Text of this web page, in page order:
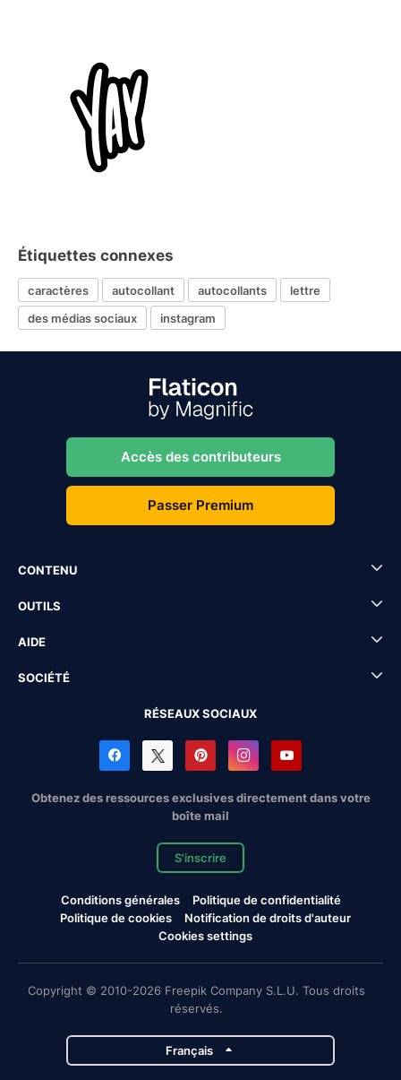
Étiquettes connexes
caractères autocollant autocollants
lettre
des médias sociaux
instagram
Accès des contributeurs
Passer Premium
CONTENU
OUTILS
AIDE
SOCIÉTÉ
RÉSEAUX SOCIAUX
Obtenez des ressources exclusives directement dans votre
boîte mail
S'inscrire
Conditions générales
Politique de confidentialité
Politique de cookies
Notification de droits d'auteur
Cookies settings
Copyright © 2010-2026 Freepik Company S.L.U. Tous droits
réservés.
Français